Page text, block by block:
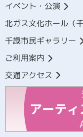
イベント・公演
北ガス文化ホール（
千歳市民ギャラリー
ご利用案内
交通アクセス